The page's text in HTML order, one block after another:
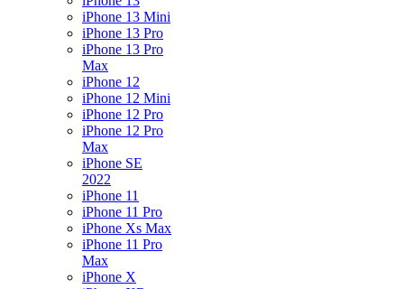
iPhone 13 Mini
iPhone 13 Pro
iPhone 13 Pro
Max
iPhone 12
iPhone 12 Mini
iPhone 12 Pro
iPhone 12 Pro
Max
iPhone SE
2022
iPhone 11
iPhone 11 Pro
iPhone Xs Max
iPhone 11 Pro
Max
iPhone X